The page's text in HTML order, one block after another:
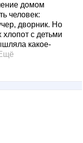
домом
человек:
дворник. Но
с детьми
какое-